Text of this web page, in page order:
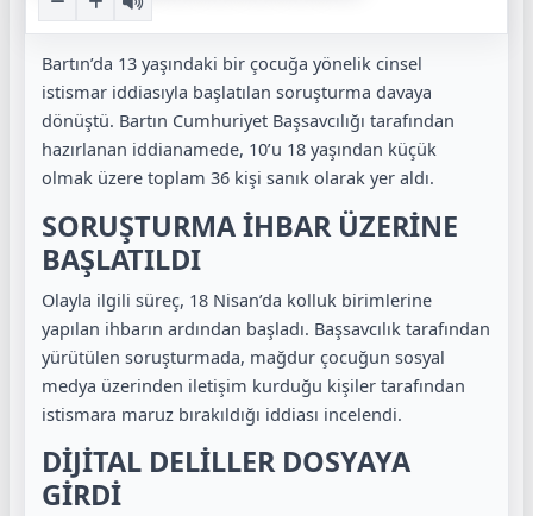
Bartın’da 13 yaşındaki bir çocuğa yönelik cinsel
istismar iddiasıyla başlatılan soruşturma davaya
dönüştü. Bartın Cumhuriyet Başsavcılığı tarafından
hazırlanan iddianamede, 10’u 18 yaşından küçük
olmak üzere toplam 36 kişi sanık olarak yer aldı.
SORUŞTURMA İHBAR ÜZERİNE
BAŞLATILDI
Olayla ilgili süreç, 18 Nisan’da kolluk birimlerine
yapılan ihbarın ardından başladı. Başsavcılık tarafından
yürütülen soruşturmada, mağdur çocuğun sosyal
medya üzerinden iletişim kurduğu kişiler tarafından
istismara maruz bırakıldığı iddiası incelendi.
DİJİTAL DELİLLER DOSYAYA
GİRDİ